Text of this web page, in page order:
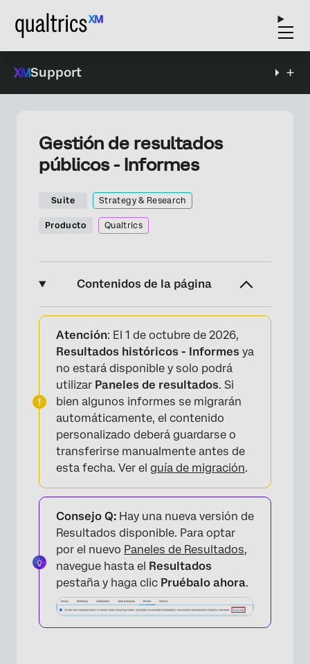
Support
Gestión de resultados
públicos - Informes
Suite Strategy & Research
Producto Qualtrics
Contenidos de la página
Acerca de Gestión de informes de resultados
públicos
Publicación de un informe de resultados
Ocultar páginas
Preguntas frequentes
Atención: El 1 de octubre de 2026,
Resultados históricos - Informes ya
no estará disponible y solo podrá
utilizar Paneles de resultados. Si
bien algunos informes se migrarán
automáticamente, el contenido
personalizado deberá guardarse o
transferirse manualmente antes de
esta fecha. Ver el guía de migración.
Consejo Q: Hay una nueva versión de
Resultados disponible. Para optar
por el nuevo Paneles de Resultados,
navegue hasta el Resultados
pestaña y haga clic Pruébalo ahora.